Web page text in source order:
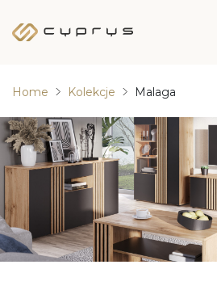
Home Kolekcje Malaga